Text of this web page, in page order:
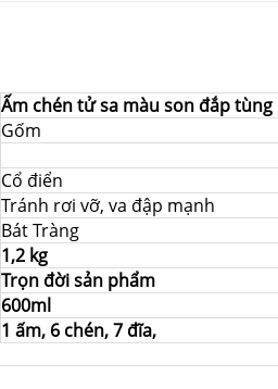
Ấm chén tử sa màu son đắp tùng
Gốm
Cổ điển
Tránh rơi vỡ, va đập mạnh
Bát Tràng
1,2 kg
Trọn đời sản phẩm
600ml
1 ấm, 6 chén, 7 đĩa,